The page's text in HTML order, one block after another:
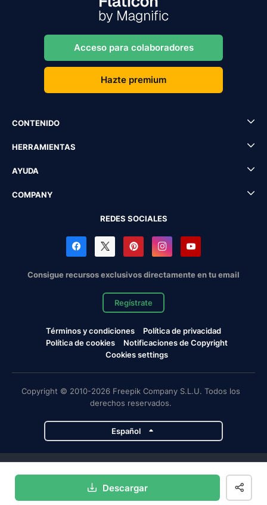
Descargar
Acceso para colaboradores
Hazte premium
CONTENIDO
HERRAMIENTAS
AYUDA
COMPANY
REDES SOCIALES
Consigue recursos exclusivos directamente en tu email
Regístrate
Términos y condiciones
Política de privacidad
Política de cookies
Notificaciones de Copyright
Cookies settings
Copyright © 2010-2026 Freepik Company S.L.U. Todos los
derechos reservados.
Español
Magnific Flaticon